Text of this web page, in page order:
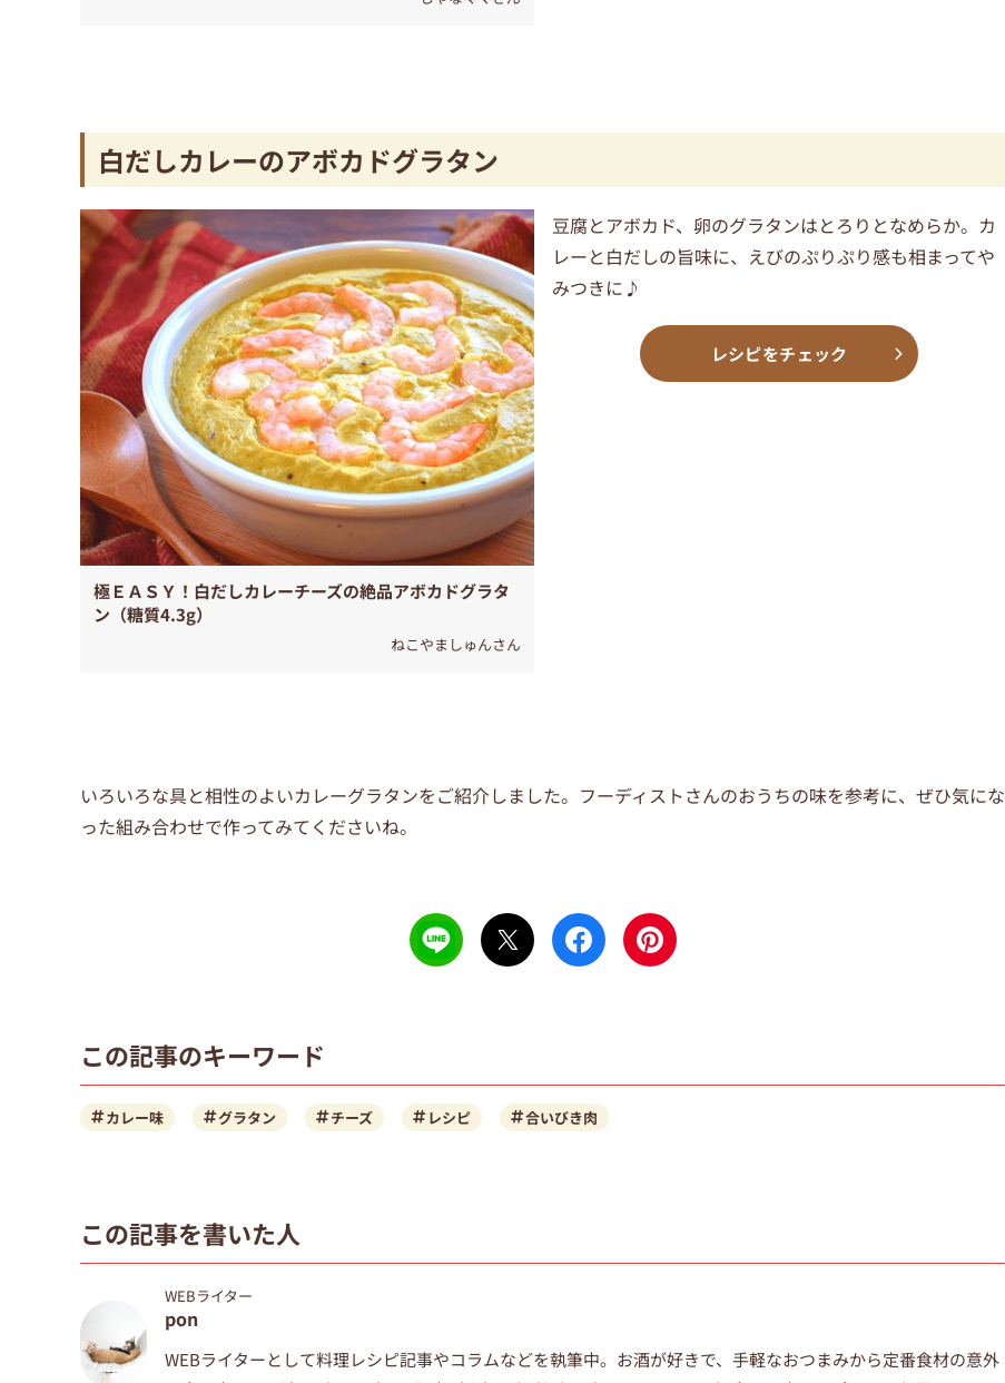
白だしカレーのアボカドグラタン
極ＥＡＳＹ！白だしカレーチーズの絶品アボカドグラタ
ン（糖質4.3g）
ねこやましゅんさん
豆腐とアボカド、卵のグラタンはとろりとなめらか。カ
レーと白だしの旨味に、えびのぷりぷり感も相まってや
みつきに♪
レシピをチェック
いろいろな具と相性のよいカレーグラタンをご紹介しました。フーディストさんのおうちの味を参考に、ぜひ気にな
った組み合わせで作ってみてくださいね。
この記事のキーワード
カレー味 グラタン チーズ レシピ 合いびき肉
この記事を書いた人
WEBライター
pon
WEBライターとして料理レシピ記事やコラムなどを執筆中。 お酒が好きで、手軽なおつまみから定番食材の意外